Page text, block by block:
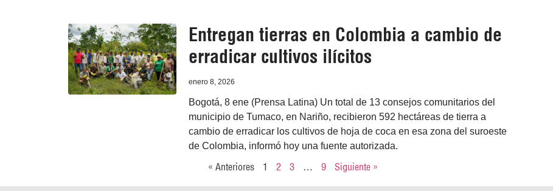
Entregan tierras en Colombia a cambio de
erradicar cultivos ilícitos
enero 8, 2026
Bogotá, 8 ene (Prensa Latina) Un total de 13 consejos comunitarios del
municipio de Tumaco, en Nariño, recibieron 592 hectáreas de tierra a
cambio de erradicar los cultivos de hoja de coca en esa zona del suroeste
de Colombia, informó hoy una fuente autorizada.
« Anteriores 1 2 3 … 9 Siguiente »